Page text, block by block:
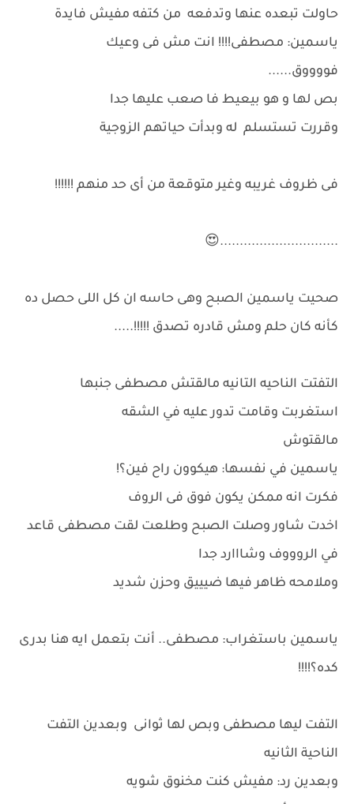
حاولت تبعده عنها وتدفعه من كتفه مفيش فايدة
ياسمين: مصطفى!!!! انت مش فى وعيك
فووووق......
بص لها و هو بيعيط فا صعب عليها جدا
وقررت تستسلم له وبدأت حياتهم الزوجية
فى ظروف غريبه وغير متوقعة من أى حد منهم !!!!!!
..............................😍
صحيت ياسمين الصبح وهى حاسه ان كل اللى حصل ده
كأنه كان حلم ومش قادره تصدق !!!!!.....
التفتت الناحيه التانيه مالقتش مصطفى جنبها
استغربت وقامت تدور عليه في الشقه
مالقتوش
ياسمين في نفسها: هيكوون راح فين؟!
فكرت انه ممكن يكون فوق فى الروف
اخدت شاور وصلت الصبح وطلعت لقت مصطفى قاعد
في الروووف وشااارد جدا
وملامحه ظاهر فيها ضيييق وحزن شديد
ياسمين باستغراب: مصطفى.. أنت بتعمل ايه هنا بدرى
كده؟!!!!
التفت ليها مصطفى وبص لها ثوانى وبعدين التفت
الناحية الثانيه
وبعدين رد: مفيش كنت مخنوق شويه